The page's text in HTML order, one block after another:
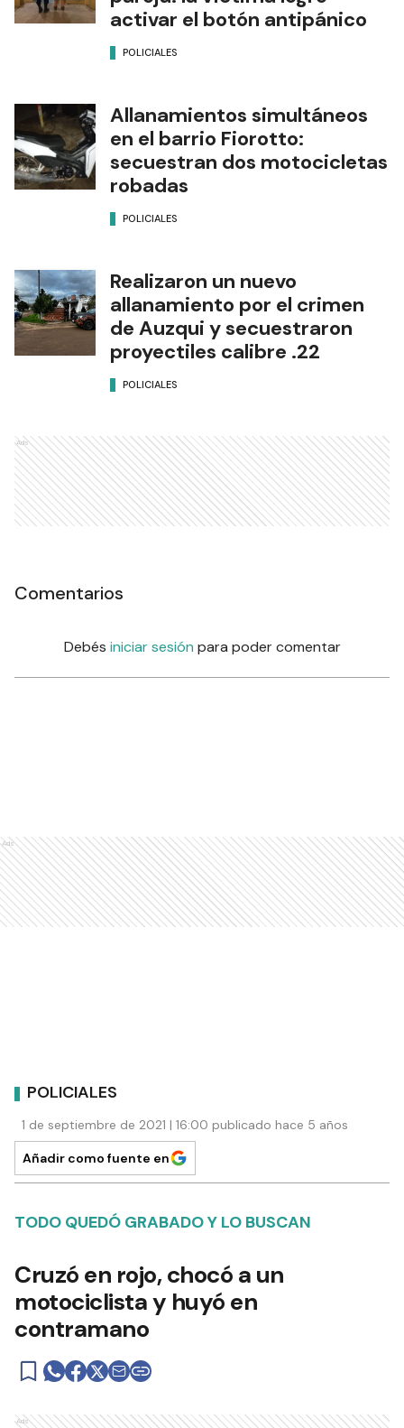
activar el botón antipánico
POLICIALES
Allanamientos simultáneos
en el barrio Fiorotto:
secuestran dos motocicletas
robadas
POLICIALES
Realizaron un nuevo
allanamiento por el crimen
de Auzqui y secuestraron
proyectiles calibre .22
POLICIALES
Ads
Comentarios
Debés iniciar sesión para poder comentar
Ads
POLICIALES
1 de septiembre de 2021 | 16:00 publicado hace 5 años
Añadir como fuente en
TODO QUEDÓ GRABADO Y LO BUSCAN
Cruzó en rojo, chocó a un
motociclista y huyó en
contramano
Ads